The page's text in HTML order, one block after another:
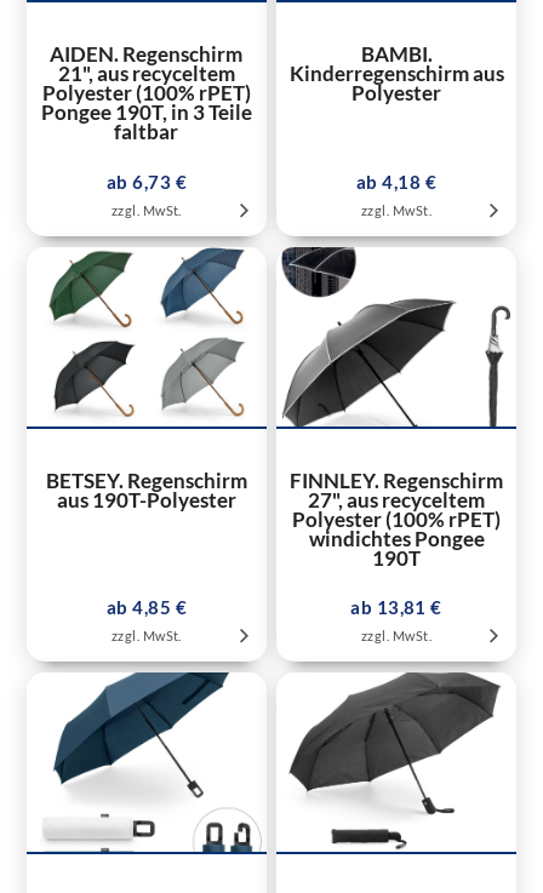
AIDEN. Regenschirm
21", aus recyceltem
Polyester (100% rPET)
Pongee 190T, in 3 Teile
faltbar
ab 6,73 €
zzgl. MwSt.
BAMBI.
Kinderregenschirm aus
Polyester
ab 4,18 €
zzgl. MwSt.
BETSEY. Regenschirm
aus 190T-Polyester
ab 4,85 €
zzgl. MwSt.
FINNLEY. Regenschirm
27", aus recyceltem
Polyester (100% rPET)
windichtes Pongee
190T
ab 13,81 €
zzgl. MwSt.